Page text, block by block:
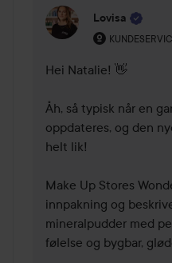
Lovisa
Brukerens
Hei Natalie! 👋
Åh, så typisk når en
oppdateres, og den
helt lik!
Make Up Stores
innpakning og
mineralpudder med
følelse og bygbar,